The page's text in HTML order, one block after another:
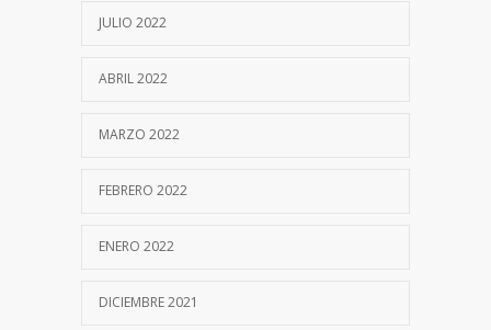
JULIO 2022
ABRIL 2022
MARZO 2022
FEBRERO 2022
ENERO 2022
DICIEMBRE 2021